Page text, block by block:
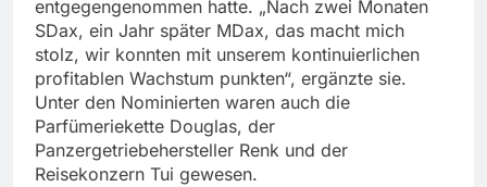
entgegengenommen hatte. „Nach zwei Monaten
SDax, ein Jahr später MDax, das macht mich
stolz, wir konnten mit unserem kontinuierlichen
profitablen Wachstum punkten“, ergänzte sie.
Unter den Nominierten waren auch die
Parfümeriekette Douglas, der
Panzergetriebehersteller Renk und der
Reisekonzern Tui gewesen.